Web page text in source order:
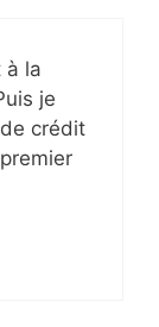
à la
je
crédit